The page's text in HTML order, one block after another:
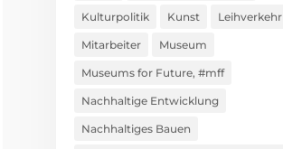
Kulturpolitik Kunst Leihverkehr
Mitarbeiter Museum
Museums for Future, #mff
Nachhaltige Entwicklung
Nachhaltiges Bauen